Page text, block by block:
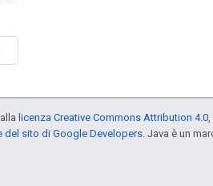
licenza Creative Commons Attribution 4.0,
del sito di Google Developers. Java è un